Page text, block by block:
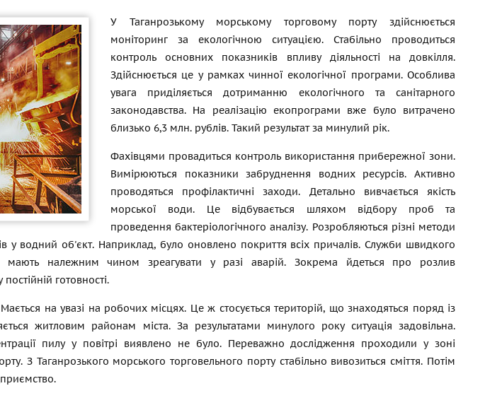
У Таганрозькому морському торговому порту здійснюється
моніторинг за екологічною ситуацією. Стабільно проводиться
контроль основних показників впливу діяльності на довкілля.
Здійснюється це у рамках чинної екологічної програми. Особлива
увага приділяється дотриманню екологічного та санітарного
законодавства. На реалізацію екопрограми вже було витрачено
близько 6,3 млн. рублів. Такий результат за минулий рік.
Фахівцями провадиться контроль використання прибережної зони.
Вимірюються показники забруднення водних ресурсів. Активно
проводяться профілактичні заходи. Детально вивчається якість
морської води. Це відбувається шляхом відбору проб та
проведення бактеріологічного аналізу. Розробляються різні методи
у водний об'єкт. Наприклад, було оновлено покриття всіх причалів. Служби швидкого
мають належним чином зреагувати у разі аварій. Зокрема йдеться про розлив
готовності.
на увазі на робочих місцях. Це ж стосується територій, що знаходяться поряд із
житловим районам міста. За результатами минулого року ситуація задовільна.
пилу у повітрі виявлено не було. Переважно дослідження проходили у зоні
З Таганрозького морського торговельного порту стабільно вивозиться сміття. Потім